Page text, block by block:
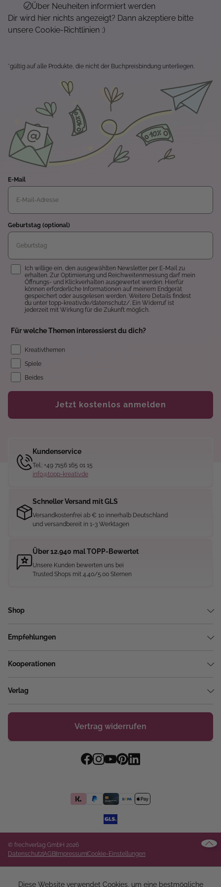
Über Neuheiten informiert werden
Dir wird hier nichts angezeigt? Dann akzeptiere bitte
unsere Cookie-Richtlinien :)
*gültig auf alle Produkte, die nicht der Buchpreisbindung unterliegen.
E-Mail
Geburtstag (optional)
Einwilligung
Ich willige ein, den ausgewählten Newsletter per E-Mail zu
erhalten. Zur Optimierung und Reichweitenmessung darf mein
Öffnungs- und Klickverhalten ausgewertet werden. Hierfür
können erforderliche Informationen auf meinem Endgerät
gespeichert oder ausgelesen werden. Weitere Details findest
du unter topp-kreativ.de/datenschutz/. Ein Widerruf ist
jederzeit mit Wirkung für die Zukunft möglich.
Für welche Themen interessierst du dich?
Kreativthemen
Spiele
Beides
Jetzt kostenlos anmelden
Kundenservice
Tel.: +49 7156 165 01 15
info@topp-kreativ.de
Schneller Versand mit GLS
Versandkostenfrei ab € 10 innerhalb Deutschland
und versandbereit in 1-3 Werktagen
Über 12.940 mal TOPP-Bewertet
Unsere Kunden bewerten uns bei
Trusted Shops mit 4.40/5.00 Sternen
Shop
Empfehlungen
Kooperationen
Verlag
Vertrag widerrufen
© frechverlag GmbH 2026
DatenschutzAGB ImpressumCookie-Einstellungen
Diese Website verwendet Cookies, um eine bestmögliche